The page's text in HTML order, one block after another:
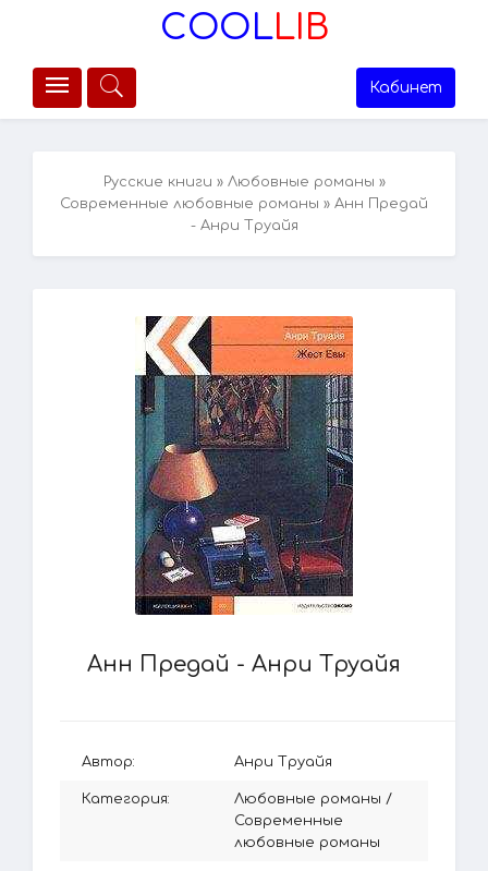
COOLLIB
Кабинет
Русские книги » Любовные романы »
Современные любовные романы » Анн Предай
- Анри Труайя
Анн Предай - Анри Труайя
Автор: Анри Труайя
Категория: Любовные романы /
Современные
любовные романы